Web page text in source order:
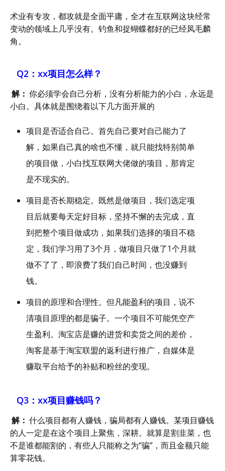
术业有专攻，都攻就是全面平庸，全才在互联网这块经常
变动的领域上几乎没有。钓鱼和捉蝴蝶都好的已经凤毛麟
角。
Q2：xx项目怎么样？
解： 你必须学会自己分析，没有分析能力的小白，永远是
小白。具体就是围绕着以下几方面开展的
项目是否适合自己。首先自己要对自己能力了
解，如果自己真的啥也不懂，就只能找特别简单
的项目做，小白找互联网大佬做的项目，那肯定
是不现实的。
项目是否长期稳定。既然是做项目，我们选定项
目后就要每天定好目标，坚持不懈的去完成，直
到把整个项目做成功，如果我们选择的项目不稳
定，我们学习用了3个月，做项目只做了1个月就
做不了了，即浪费了我们自己时间，也没赚到
钱。
项目的原理和合理性。但凡能盈利的项目，说不
清项目原理的都是骗子。一个项目不可能凭空产
生盈利。淘宝店是赚的进货和卖货之间的差价，
淘客是基于淘宝联盟的返利进行推广，自媒体是
赚取平台给予的补贴和粉丝的变现。
Q3：xx项目赚钱吗？
解： 什么项目都有人赚钱，骗局都有人赚钱。某项目赚钱
的人一定是在这个项目上聚焦，深耕。就算是割韭菜，也
不是谁都能割的，有些人只能称之为“骗”，而且金额只能
算零花钱。